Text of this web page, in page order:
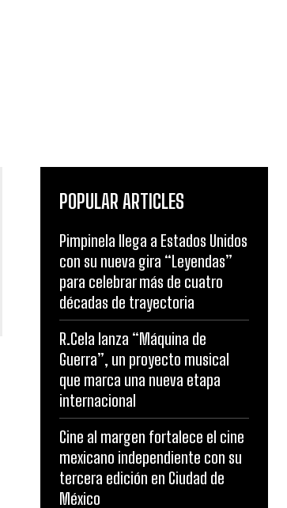
POPULAR ARTICLES
Pimpinela llega a Estados Unidos
con su nueva gira “Leyendas”
para celebrar más de cuatro
décadas de trayectoria
R.Cela lanza “Máquina de
Guerra”, un proyecto musical
que marca una nueva etapa
internacional
Cine al margen fortalece el cine
mexicano independiente con su
tercera edición en Ciudad de
México